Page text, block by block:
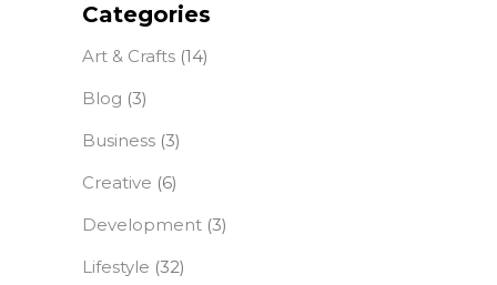
Categories
Art & Crafts (14)
Blog (3)
Business (3)
Creative (6)
Development (3)
Lifestyle (32)